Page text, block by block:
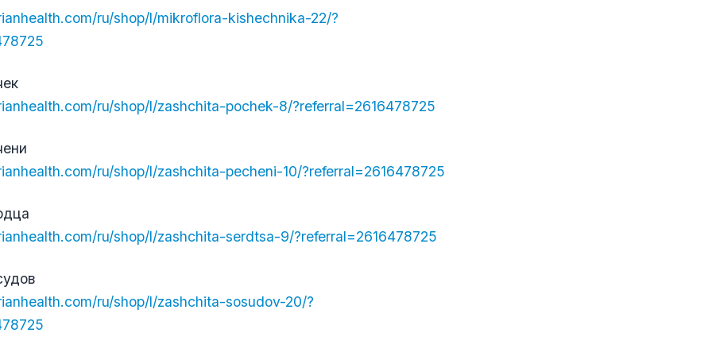
ru/shop/l/mikroflora-kishechnika-22/?
ru/shop/l/zashchita-pochek-8/?referral=2616478725
ru/shop/l/zashchita-pecheni-10/?referral=2616478725
ru/shop/l/zashchita-serdtsa-9/?referral=2616478725
ru/shop/l/zashchita-sosudov-20/?